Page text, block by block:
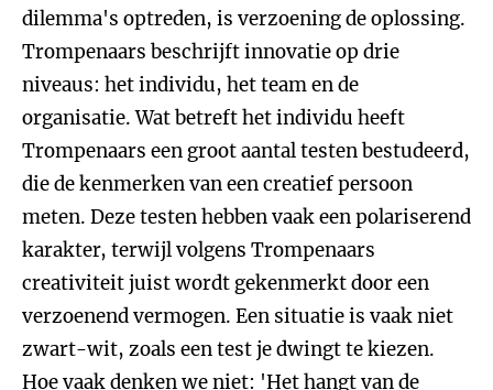
dilemma's optreden, is verzoening de oplossing.
Trompenaars beschrijft innovatie op drie
niveaus: het individu, het team en de
organisatie. Wat betreft het individu heeft
Trompenaars een groot aantal testen bestudeerd,
die de kenmerken van een creatief persoon
meten. Deze testen hebben vaak een polariserend
karakter, terwijl volgens Trompenaars
creativiteit juist wordt gekenmerkt door een
verzoenend vermogen. Een situatie is vaak niet
zwart-wit, zoals een test je dwingt te kiezen.
Hoe vaak denken we niet: 'Het hangt van de